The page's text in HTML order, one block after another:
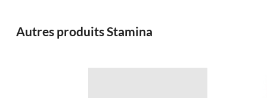
Autres produits Stamina